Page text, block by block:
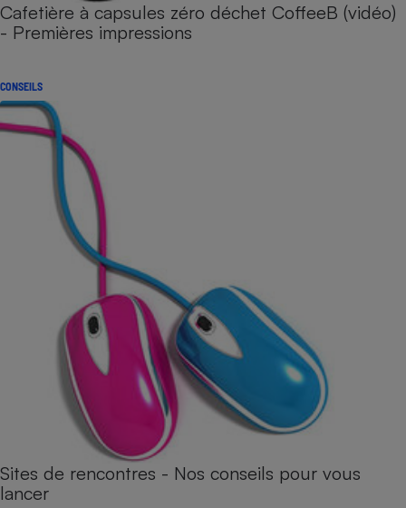
Cafetière à capsules zéro déchet CoffeeB (vidéo)
- Premières impressions
CONSEILS
Sites de rencontres - Nos conseils pour vous
lancer